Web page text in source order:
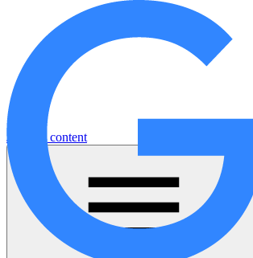
Jump to content